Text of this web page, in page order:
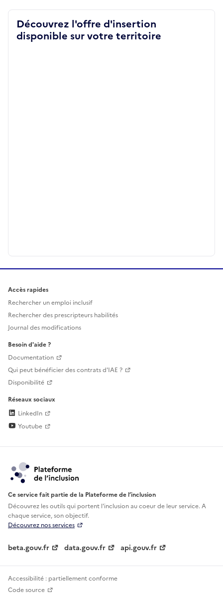
Découvrez l'offre d'insertion
disponible sur votre territoire
Accès rapides
Rechercher un emploi inclusif
Rechercher des prescripteurs habilités
Journal des modifications
Besoin d'aide ?
Documentation
Qui peut bénéficier des contrats d'IAE ?
Disponibilité
Réseaux sociaux
LinkedIn
Youtube
Ce service fait partie de la Plateforme de l’inclusion
Découvrez les outils qui portent l'inclusion aucoeur de leur service. A
chaque service, son objectif.
Découvrez nos services
beta.gouv.fr data.gouv.fr api.gouv.fr
Accessibilité : partiellement conforme
Code source